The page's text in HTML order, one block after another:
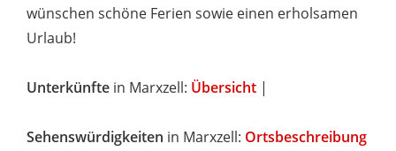
wünschen schöne Ferien sowie einen erholsamen
Urlaub!
Unterkünfte in Marxzell: Übersicht |
Sehenswürdigkeiten in Marxzell: Ortsbeschreibung